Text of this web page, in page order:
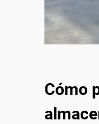
Cómo